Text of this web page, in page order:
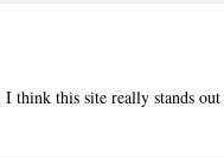
think this site really stands